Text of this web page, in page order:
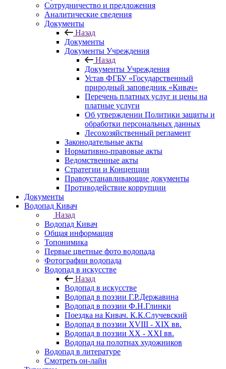
Сотрудничество и предложения
Аналитические сведения
Документы
Назад
Документы
Документы Учреждения
Назад
Документы Учреждения
Устав ФГБУ «Государственный
природный заповедник «Кивач»
Перечень платных услуг и цены на
платные услуги
Об утверждении Политики защиты и
обработки персональных данных
Лесохозяйственный регламент
Законодательные акты
Нормативно-правовые акты
Ведомственные акты
Стратегии и Концепции
Правоустанавливающие документы
Противодействие коррупции
Документы
Водопад Кивач
Назад
Водопад Кивач
Общая информация
Топонимика
Первые цветные фото водопада
Фотографии водопада
Водопад в искусстве
Назад
Водопад в искусстве
Водопад в поэзии Г.Р.Державина
Водопад в поэзии Ф.Н.Глинки
Поездка на Кивач. К.К.Случевский
Водопад в поэзии XVIII - XIX вв.
Водопад в поэзии XX - XXI вв.
Водопад на полотнах художников
Водопад в литературе
Смотреть он-лайн